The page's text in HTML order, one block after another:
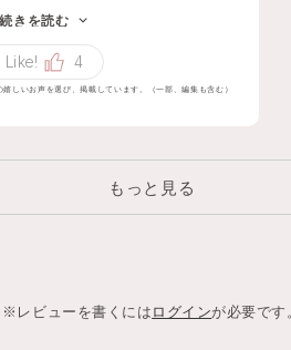
♡いつもありがとうござ
ワイトフローラルとス
♡
続きを読む
Like! 4
しいお声を選び、掲載しています。（一部、編集も含む）
もっと見る
※レビューを書くにはログインが必要です